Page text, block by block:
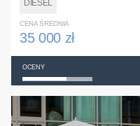
DIESEL
CENA ŚREDNIA
35 000 zł
OCENY